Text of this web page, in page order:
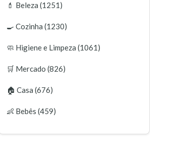
💄 Beleza (1251)
🍳 Cozinha (1230)
🧼 Higiene e Limpeza (1061)
🛒 Mercado (826)
🏠 Casa (676)
👶 Bebês (459)